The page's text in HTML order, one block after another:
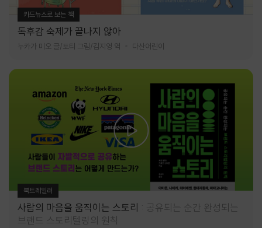
카드뉴스로 보는 책
독후감 숙제가 끝나지 않아
누카가 미오 글/토티 그림/김지영 역 다산어린이
북트레일러
사람의 마음을 움직이는 스토리
공유되는 순간 완성되는
브랜드 스토리텔링의 원칙